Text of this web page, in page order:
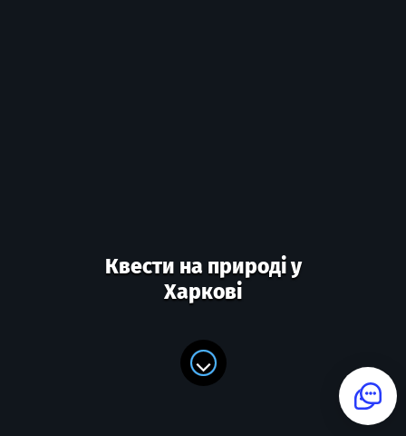
Квести на природі у
Харкові